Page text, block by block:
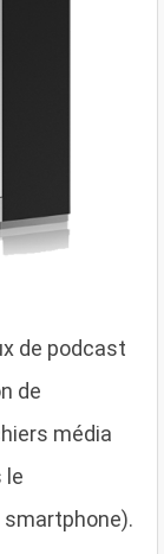
de podcast
de
média
le